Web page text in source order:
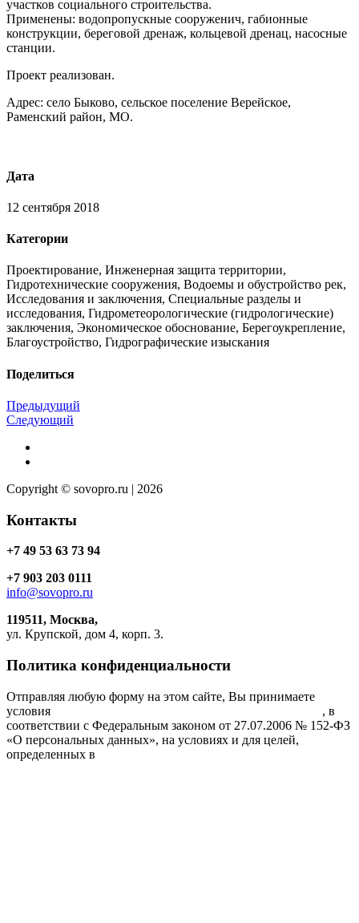
участков социального строительства.
Применены: водопропускные сооруженич, габионные
конструкции, береговой дренаж, кольцевой дренац, насосные
станции.
Проект реализован.
Адрес: село Быково, сельское поселение Верейское,
Раменский район, МО.
Дата
12 сентября 2018
Категории
Проектирование, Инженерная защита территории,
Гидротехнические сооружения, Водоемы и обустройство рек,
Исследования и заключения, Специальные разделы и
исследования, Гидрометеорологические (гидрологические)
заключения, Экономическое обоснование, Берегоукрепление,
Благоустройство, Гидрографические изыскания
Поделиться
Предыдущий
Следующий
Copyright © sovopro.ru | 2026
Контакты
+7 49 53 63 73 94
+7 903 203 0111
info@sovopro.ru
119511, Москва,
ул. Крупской, дом 4, корп. 3.
Политика конфиденциальности
Отправляя любую форму на этом сайте, Вы принимаете
условия
, в
соответствии с Федеральным законом от 27.07.2006 № 152-ФЗ
«О персональных данных», на условиях и для целей,
определенных в